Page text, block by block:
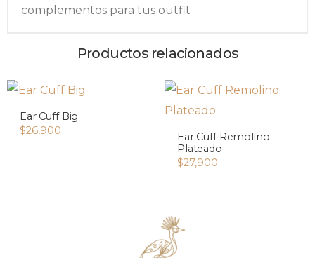
complementos para tus outfit
Productos relacionados
Ear Cuff Big
$26,900
Ear Cuff Remolino
Plateado
$27,900